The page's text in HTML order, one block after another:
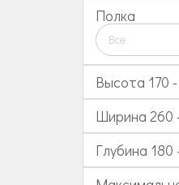
Полка
Все
Высота 170 -
Ширина 260
Глубина 180